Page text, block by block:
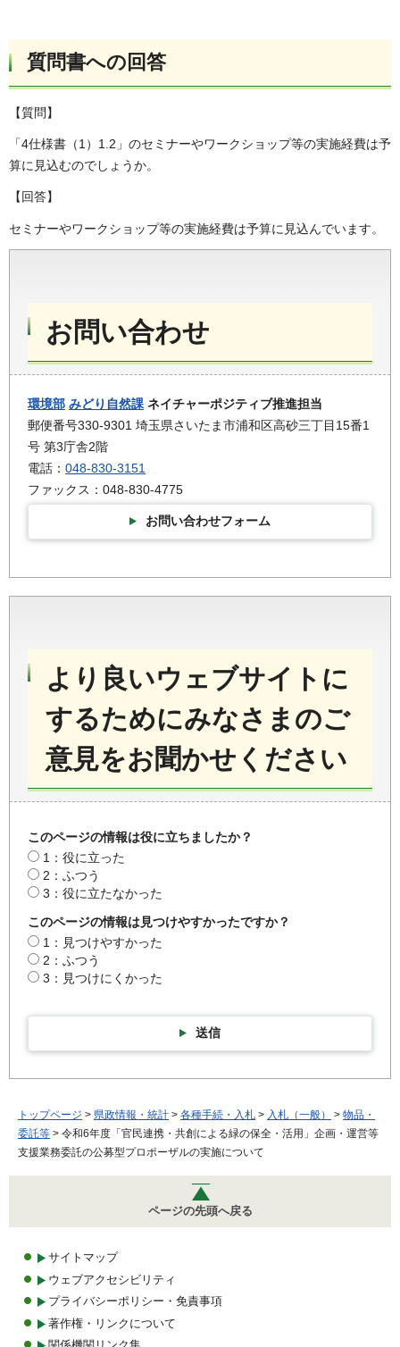
質問書への回答
【質問】
「4仕様書（1）1.2」のセミナーやワークショップ等の実施経費は予
算に見込むのでしょうか。
【回答】
セミナーやワークショップ等の実施経費は予算に見込んでいます。
お問い合わせ
環境部 みどり自然課 ネイチャーポジティブ推進担当
郵便番号330-9301 埼玉県さいたま市浦和区高砂三丁目15番1
号 第3庁舎2階
電話： 048-830-3151
ファックス：048-830-4775
お問い合わせフォーム
より良いウェブサイトに
するためにみなさまのご
意見をお聞かせください
このページの情報は役に立ちましたか？
1：役に立った
2：ふつう
3：役に立たなかった
このページの情報は見つけやすかったですか？
1：見つけやすかった
2：ふつう
3：見つけにくかった
送信
トップページ > 県政情報・統計 > 各種手続・入札 > 入札（一般） > 物品・
委託等 > 令和6年度「官民連携・共創による緑の保全・活用」企画・運営等
支援業務委託の公募型プロポーザルの実施について
ページの先頭へ戻る
サイトマップ
ウェブアクセシビリティ
プライバシーポリシー・免責事項
著作権・リンクについて